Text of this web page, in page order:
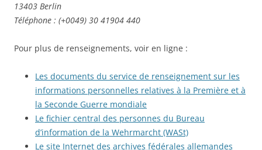
13403 Berlin
Téléphone : (+0049) 30 41904 440
Pour plus de renseignements, voir en ligne :
Les documents du service de renseignement sur les
informations personnelles relatives à la Première et à
la Seconde Guerre mondiale
Le fichier central des personnes du Bureau
d’information de la Wehrmarcht (WASt)
Le site Internet des archives fédérales allemandes